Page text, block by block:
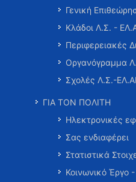
Γενική
Κλάδοι Λ.Σ. -
Περιφερειακές
Οργανόγραμμα
Σχολές Λ.Σ.-
ΓΙΑ ΤΟΝ ΠΟΛΙΤΗ
Ηλεκτρονικές
Σας ενδιαφέρει
Στατιστικά
Κοινωνικό Έργο